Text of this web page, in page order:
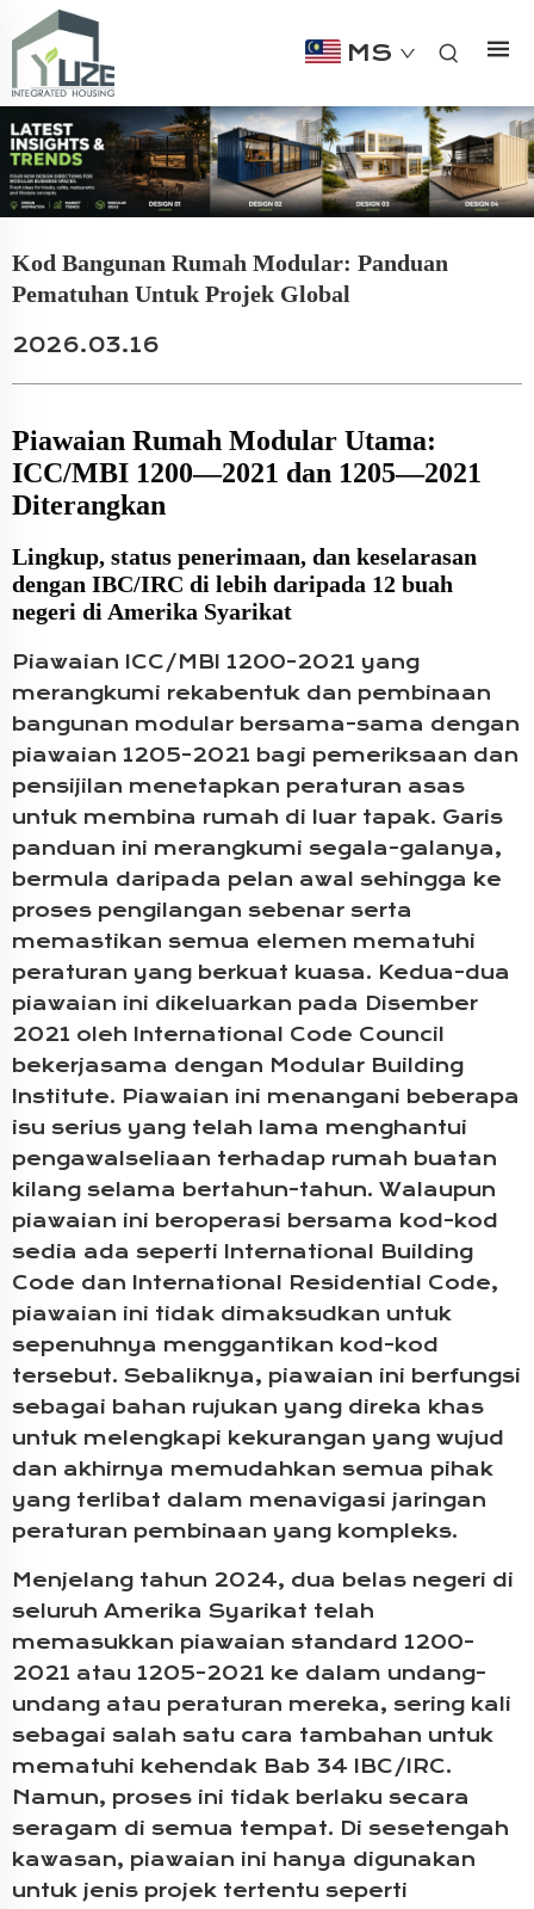
MS
Kod Bangunan Rumah Modular: Panduan
Pematuhan Untuk Projek Global
2026.03.16
Piawaian Rumah Modular Utama:
ICC/MBI 1200—2021 dan 1205—2021
Diterangkan
Lingkup, status penerimaan, dan keselarasan
dengan IBC/IRC di lebih daripada 12 buah
negeri di Amerika Syarikat
Piawaian ICC/MBI 1200-2021 yang
merangkumi rekabentuk dan pembinaan
bangunan modular bersama-sama dengan
piawaian 1205-2021 bagi pemeriksaan dan
pensijilan menetapkan peraturan asas
untuk membina rumah di luar tapak. Garis
panduan ini merangkumi segala-galanya,
bermula daripada pelan awal sehingga ke
proses pengilangan sebenar serta
memastikan semua elemen mematuhi
peraturan yang berkuat kuasa. Kedua-dua
piawaian ini dikeluarkan pada Disember
2021 oleh International Code Council
bekerjasama dengan Modular Building
Institute. Piawaian ini menangani beberapa
isu serius yang telah lama menghantui
pengawalseliaan terhadap rumah buatan
kilang selama bertahun-tahun. Walaupun
piawaian ini beroperasi bersama kod-kod
sedia ada seperti International Building
Code dan International Residential Code,
piawaian ini tidak dimaksudkan untuk
sepenuhnya menggantikan kod-kod
tersebut. Sebaliknya, piawaian ini berfungsi
sebagai bahan rujukan yang direka khas
untuk melengkapi kekurangan yang wujud
dan akhirnya memudahkan semua pihak
yang terlibat dalam menavigasi jaringan
peraturan pembinaan yang kompleks.
Menjelang tahun 2024, dua belas negeri di
seluruh Amerika Syarikat telah
memasukkan piawaian standard 1200-
2021 atau 1205-2021 ke dalam undang-
undang atau peraturan mereka, sering kali
sebagai salah satu cara tambahan untuk
mematuhi kehendak Bab 34 IBC/IRC.
Namun, proses ini tidak berlaku secara
seragam di semua tempat. Di sesetengah
kawasan, piawaian ini hanya digunakan
untuk jenis projek tertentu seperti